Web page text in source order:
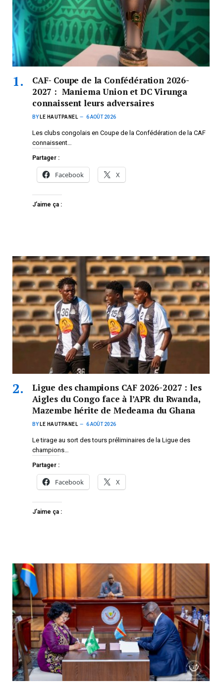
CAF- Coupe de la Confédération 2026-
2027 : Maniema Union et DC Virunga
connaissent leurs adversaires
BY LE HAUTPANEL 6 AOÛT 2026
Les clubs congolais en Coupe de la Confédération de la CAF
connaissent…
Partager :
Facebook X
J’aime ça :
Ligue des champions CAF 2026-2027 : les
Aigles du Congo face à l’APR du Rwanda,
Mazembe hérite de Medeama du Ghana
BY LE HAUTPANEL 6 AOÛT 2026
Le tirage au sort des tours préliminaires de la Ligue des
champions…
Partager :
Facebook X
J’aime ça :